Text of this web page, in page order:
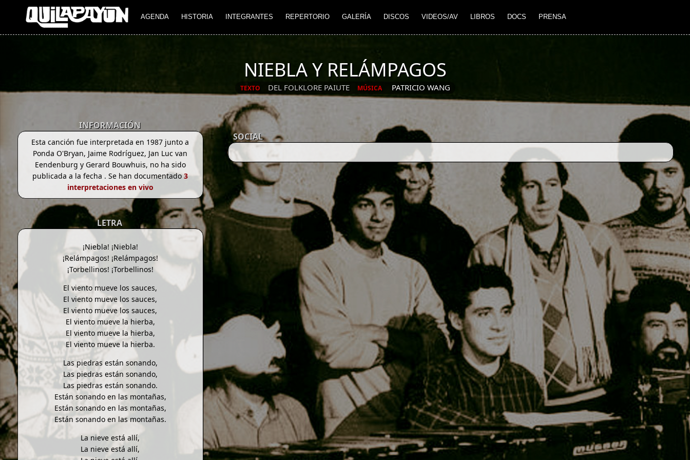
AGENDA HISTORIA INTEGRANTES REPERTORIO GALERÍA DISCOS VIDEOS/AV LIBROS DOCS PRENSA
NIEBLA Y RELÁMPAGOS
TEXTO DEL FOLKLORE PAIUTE MÚSICA PATRICIO WANG
INFORMACIÓN
Esta canción fue interpretada en 1987 junto a
Ponda O'Bryan, Jaime Rodríguez, Jan Luc van
Eendenburg y Gerard Bouwhuis, no ha sido
publicada a la fecha . Se han documentado3
interpretaciones en vivo
LETRA
¡Niebla! ¡Niebla!
¡Relámpagos! ¡Relámpagos!
¡Torbellinos! ¡Torbellinos!
El viento mueve los sauces,
El viento mueve los sauces,
El viento mueve los sauces,
El viento mueve la hierba,
El viento mueve la hierba,
El viento mueve la hierba.
Las piedras están sonando,
Las piedras están sonando,
Las piedras están sonando.
Están sonando en las montañas,
Están sonando en las montañas,
Están sonando en las montañas.
La nieve está allí,
La nieve está allí,
SOCIAL